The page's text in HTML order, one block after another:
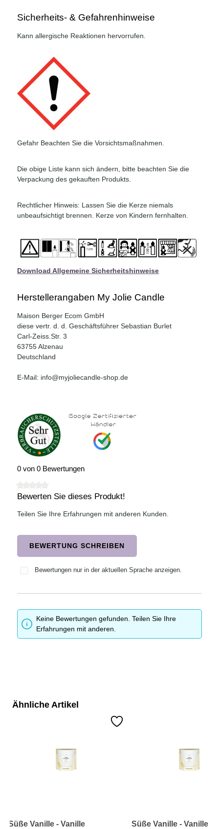
Sicherheits- & Gefahrenhinweise
Kann allergische Reaktionen hervorrufen.
Gefahr Beachten Sie die Vorsichtsmaßnahmen.
Die obige Liste kann sich ändern, bitte beachten Sie die
Verpackung des gekauften Produkts.
Rechtlicher Hinweis: Lassen Sie die Kerze niemals
unbeaufsichtigt brennen. Kerze von Kindern fernhalten.
Download Allgemeine Sicherheitshinweise
Herstellerangaben My Jolie Candle
Maison Berger Ecom GmbH
diese vertr. d. d. Geschäftsführer Sebastian Burlet
Carl-Zeiss.Str. 3
63755 Alzenau
Deutschland
E-Mail: info@myjoliecandle-shop.de
0 von 0 Bewertungen
Durchschnittliche Bewertung von 0 von 5 Sternen
Bewerten Sie dieses Produkt!
Teilen Sie Ihre Erfahrungen mit anderen Kunden.
BEWERTUNG SCHREIBEN
Bewertungen nur in der aktuellen Sprache anzeigen.
Keine Bewertungen gefunden. Teilen Sie Ihre
Erfahrungen mit anderen.
Ähnliche Artikel
Süße Vanille - Vanille
Süße Vanille - Vanille